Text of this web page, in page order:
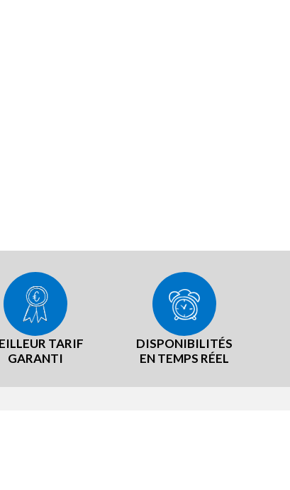
TARIF
GARANTI
DISPONIBILITÉS
EN TEMPS RÉEL